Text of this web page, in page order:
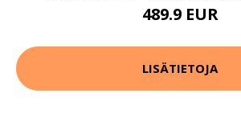
489.9 EUR
LISÄTIETOJA